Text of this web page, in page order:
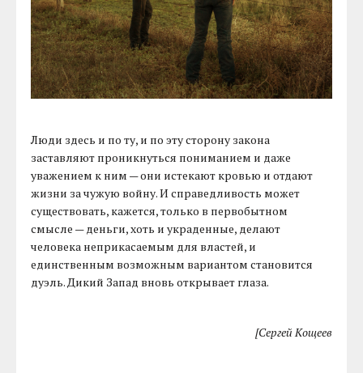
Люди здесь и по ту, и по эту сторону закона
заставляют проникнуться пониманием и даже
уважением к ним — они истекают кровью и отдают
жизни за чужую войну. И справедливость может
существовать, кажется, только в первобытном
смысле — деньги, хоть и украденные, делают
человека неприкасаемым для властей, и
единственным возможным вариантом становится
дуэль. Дикий Запад вновь открывает глаза.
[Сергей Кощеев